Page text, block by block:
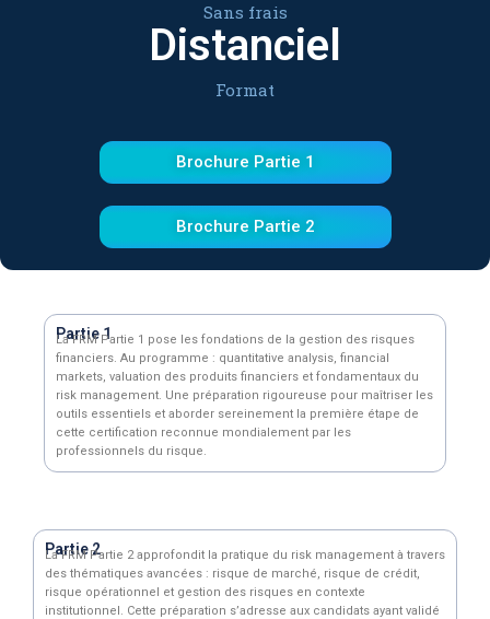
Sans frais
Distanciel
Format
Brochure Partie 1
Brochure Partie 2
Partie 1
La FRM Partie 1 pose les fondations de la gestion des risques
financiers. Au programme : quantitative analysis, financial
markets, valuation des produits financiers et fondamentaux du
risk management. Une préparation rigoureuse pour maîtriser les
outils essentiels et aborder sereinement la première étape de
cette certification reconnue mondialement par les
professionnels du risque.
Partie 2
La FRM Partie 2 approfondit la pratique du risk management à travers
des thématiques avancées : risque de marché, risque de crédit,
risque opérationnel et gestion des risques en contexte
institutionnel. Cette préparation s’adresse aux candidats ayant validé